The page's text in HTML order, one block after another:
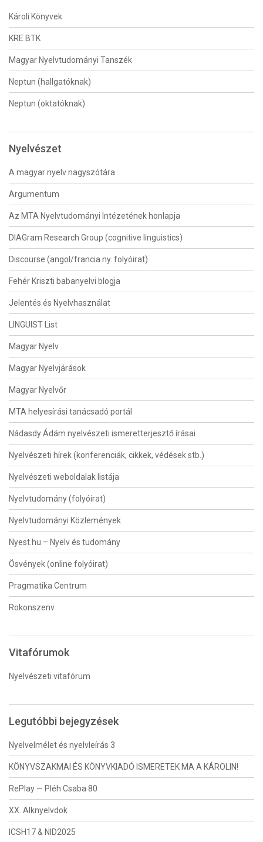
Károli Könyvek
KRE BTK
Magyar Nyelvtudományi Tanszék
Neptun (hallgatóknak)
Neptun (oktatóknak)
Nyelvészet
A magyar nyelv nagyszótára
Argumentum
Az MTA Nyelvtudományi Intézetének honlapja
DIAGram Research Group (cognitive linguistics)
Discourse (angol/francia ny. folyóirat)
Fehér Kriszti babanyelvi blogja
Jelentés és Nyelvhasználat
LINGUIST List
Magyar Nyelv
Magyar Nyelvjárások
Magyar Nyelvőr
MTA helyesírási tanácsadó portál
Nádasdy Ádám nyelvészeti ismeretterjesztő írásai
Nyelvészeti hírek (konferenciák, cikkek, védések stb.)
Nyelvészeti weboldalak listája
Nyelvtudomány (folyóirat)
Nyelvtudományi Közlemények
Nyest.hu – Nyelv és tudomány
Ösvények (online folyóirat)
Pragmatika Centrum
Rokonszenv
Vitafórumok
Nyelvészeti vitafórum
Legutóbbi bejegyzések
Nyelvelmélet és nyelvleírás 3
KÖNYVSZAKMAI ÉS KÖNYVKIADÓ ISMERETEK MA A KÁROLIN!
RePlay — Pléh Csaba 80
XX. Alknyelvdok
ICSH17 & NID2025